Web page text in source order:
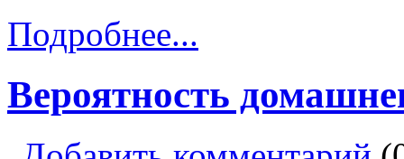
Подробнее...
Вероятность